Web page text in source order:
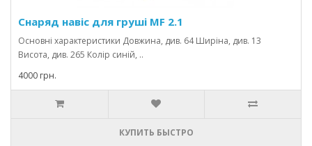
Снаряд навіс для груші MF 2.1
Основні характеристики Довжина, див. 64 Ширіна, див. 13
Висота, див. 265 Колір синій, ..
4000 грн.
КУПИТЬ БЫСТРО